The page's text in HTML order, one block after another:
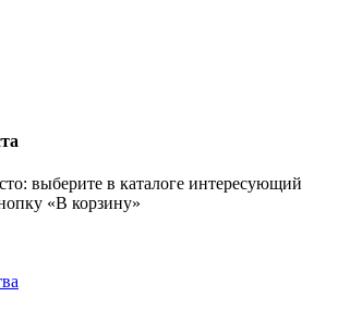
выберите в каталоге интересующий
«В корзину»